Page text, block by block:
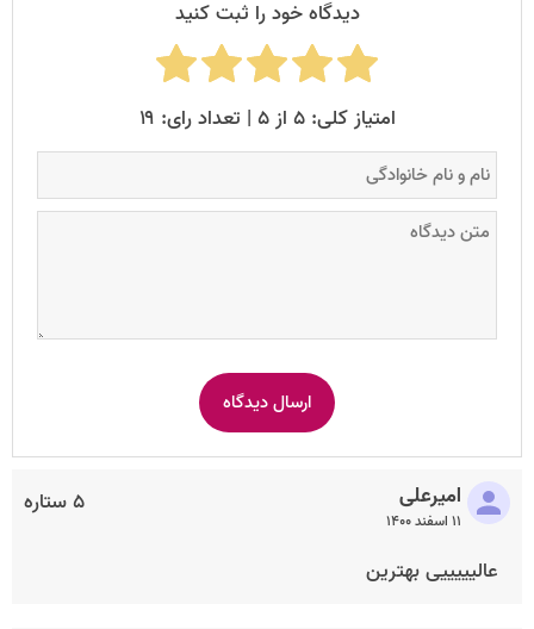
دیدگاه خود را ثبت کنید
امتیاز کلی: ۵ از ۵ | تعداد رای: ۱۹
۵ ستاره امیرعلی
۱۱ اسفند ۱۴۰۰
عالیییییی بهترین